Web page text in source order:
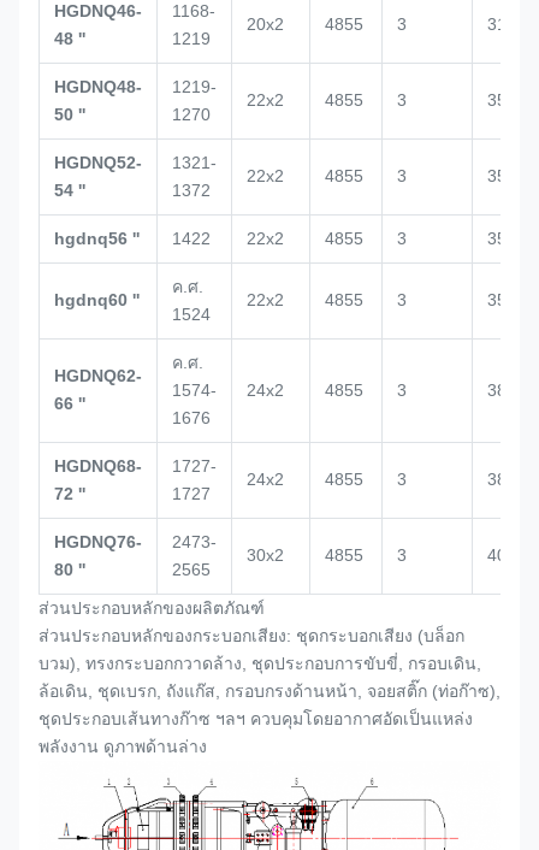
HGDNQ46-
48 ''
1168-
1219
20x2 4855 3 3100
HGDNQ48-
50 ''
1219-
1270
22x2 4855 3 3517
HGDNQ52-
54 ''
1321-
1372
22x2 4855 3 3520
hgdnq56 '' 1422 22x2 4855 3 3500
hgdnq60 ''
ค.ศ.
1524
22x2 4855 3 3500
HGDNQ62-
66 ''
ค.ศ.
1574-
1676
24x2 4855 3 3864
HGDNQ68-
72 ''
1727-
1727
24x2 4855 3 3864
HGDNQ76-
80 ''
2473-
2565
30x2 4855 3 4000
ส่วนประกอบหลักของผลิตภัณฑ์
ส่วนประกอบหลักของกระบอกเสียง: ชุดกระบอกเสียง (บล็อก
บวม), ทรงกระบอกกวาดล้าง, ชุดประกอบการขับขี่, กรอบเดิน,
ล้อเดิน, ชุดเบรก, ถังแก๊ส, กรอบกรงด้านหน้า, จอยสติ๊ก (ท่อก๊าซ),
ชุดประกอบเส้นทางก๊าซ ฯลฯ ควบคุมโดยอากาศอัดเป็นแหล่ง
พลังงาน ดูภาพด้านล่าง